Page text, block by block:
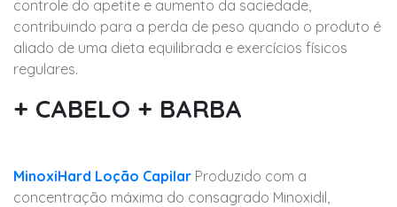
controle do apetite e aumento da saciedade,
contribuindo para a perda de peso quando o produto é
aliado de uma dieta equilibrada e exercícios físicos
regulares.
+ CABELO + BARBA
MinoxiHard Loção Capilar Produzido com a
concentração máxima do consagrado Minoxidil,